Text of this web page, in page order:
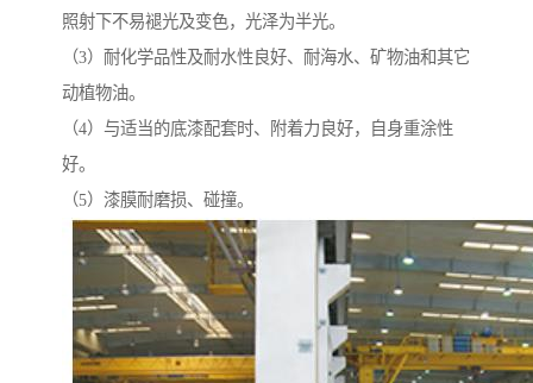
照射下不易褪光及变色，光泽为半光。
（3）耐化学品性及耐水性良好、耐海水、矿物油和其它
动植物油。
（4）与适当的底漆配套时、附着力良好，自身重涂性
好。
（5）漆膜耐磨损、碰撞。